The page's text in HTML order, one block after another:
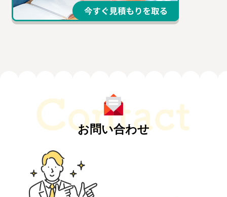
お問い合わせ